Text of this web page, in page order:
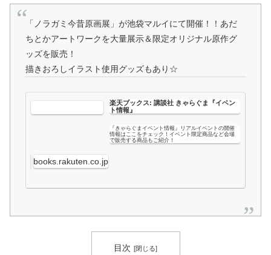
「ノラガミ今昔原画展」が池袋マルイにて開催！！あだ
ちとかアートワークを大量展示＆限定オリジナル原作グ
ッズを販売！
描きおろしイラスト使用グッズもあり☆
楽天ブックス: 講談社 きゃらぐま『イベン
ト情報』
『きゃらぐまイベント情報』リアルイベントの開催
情報はここをチェック！イベント限定商品など会場
で販売する商品もご紹介！
books.rakuten.co.jp
目次